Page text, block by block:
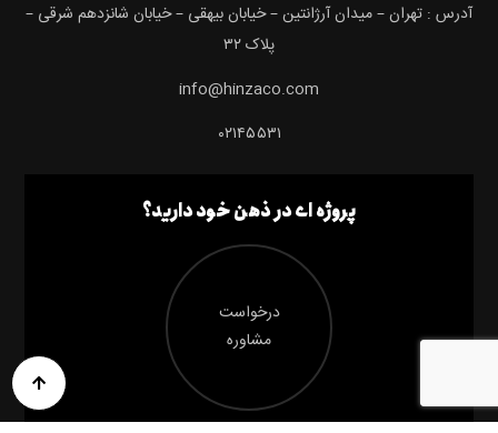
آدرس : تهران – میدان آرژانتین – خیابان بیهقی – خیابان شانزدهم شرقی –
پلاک ۳۲
info@hinzaco.com
۰۲۱۴۵۵۳۱
پروژه ای در ذهن خود دارید؟
درخواست
مشاوره